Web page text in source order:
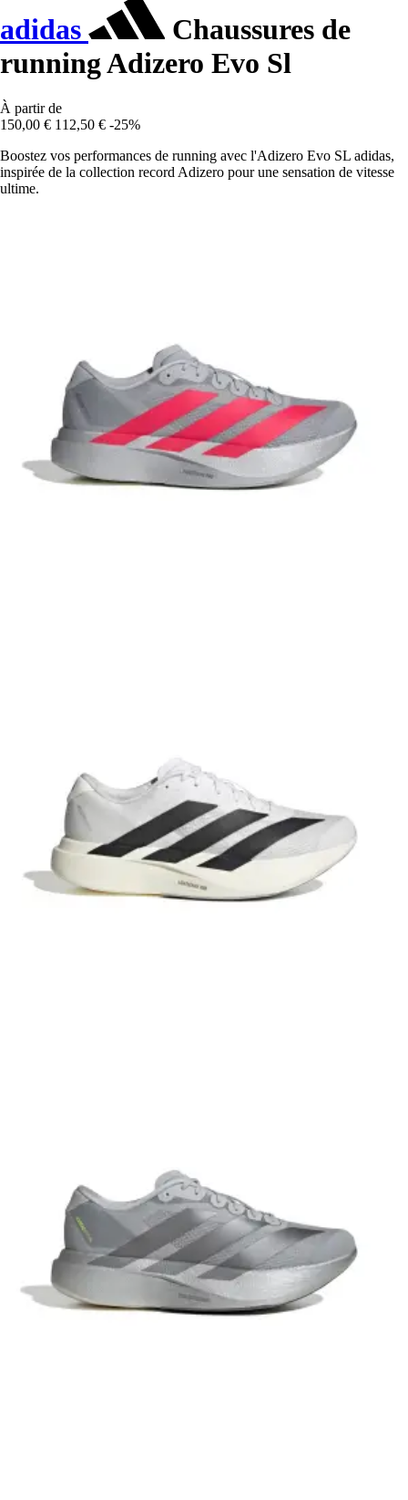
adidas
Chaussures de
running Adizero Evo Sl
À partir de
150,00 € 112,50 € -25%
Boostez vos performances de running avec l'Adizero Evo SL adidas,
inspirée de la collection record Adizero pour une sensation de vitesse
ultime.